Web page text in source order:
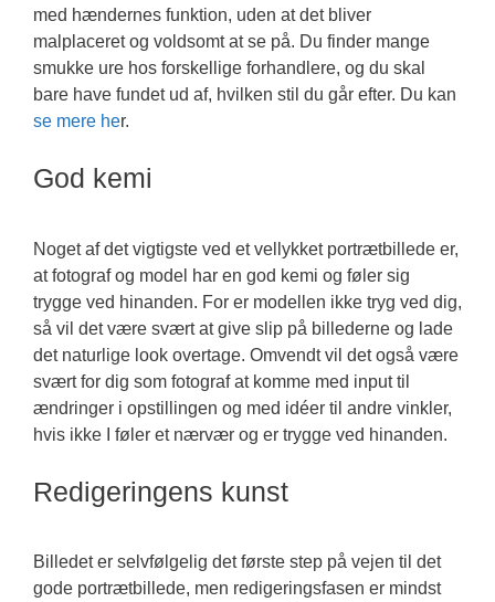
med hændernes funktion, uden at det bliver
malplaceret og voldsomt at se på. Du finder mange
smukke ure hos forskellige forhandlere, og du skal
bare have fundet ud af, hvilken stil du går efter. Du kan
se mere her.
God kemi
Noget af det vigtigste ved et vellykket portrætbillede er,
at fotograf og model har en god kemi og føler sig
trygge ved hinanden. For er modellen ikke tryg ved dig,
så vil det være svært at give slip på billederne og lade
det naturlige look overtage. Omvendt vil det også være
svært for dig som fotograf at komme med input til
ændringer i opstillingen og med idéer til andre vinkler,
hvis ikke I føler et nærvær og er trygge ved hinanden.
Redigeringens kunst
Billedet er selvfølgelig det første step på vejen til det
gode portrætbillede, men redigeringsfasen er mindst